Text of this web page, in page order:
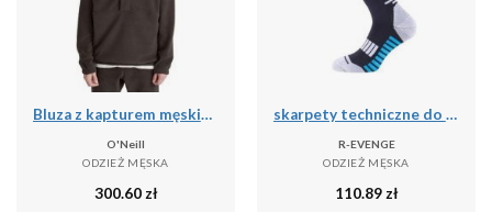
Bluza z kapturem męskie O'Neill Hz Hoodie Fleece
O'Neill
ODZIEŻ MĘSKA
300.60 zł
skarpety techniczne do biegania dla dorosłych długie, czarny
R-EVENGE
ODZIEŻ MĘSKA
110.89 zł